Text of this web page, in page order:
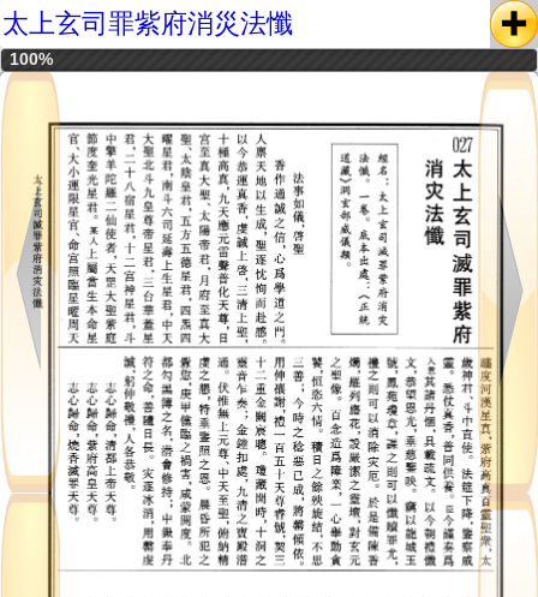
太上玄司罪紫府消災法懺
100%